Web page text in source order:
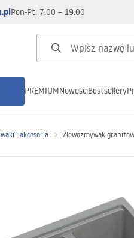
Pon-Pt: 7:00 – 19:00
PREMIUMNowościBestsellery
i akcesoria Zlewozmywak